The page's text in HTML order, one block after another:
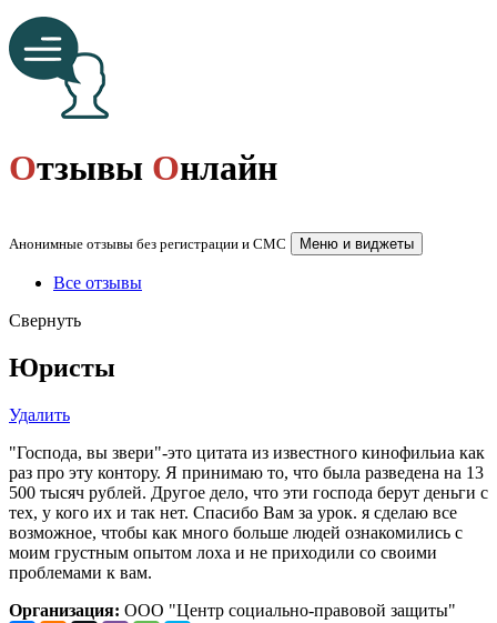
Отзывы Онлайн
Анонимные отзывы без регистрации и СМС Меню и виджеты
Все отзывы
Свернуть
Юристы
Удалить
"Господа, вы звери"-это цитата из известного кинофильиа как
раз про эту контору. Я принимаю то, что была разведена на 13
500 тысяч рублей. Другое дело, что эти господа берут деньги с
тех, у кого их и так нет. Спасибо Вам за урок. я сделаю все
возможное, чтобы как много больше людей ознакомились с
моим грустным опытом лоха и не приходили со своими
проблемами к вам.
Организация: ООО "Центр социально-правовой защиты"